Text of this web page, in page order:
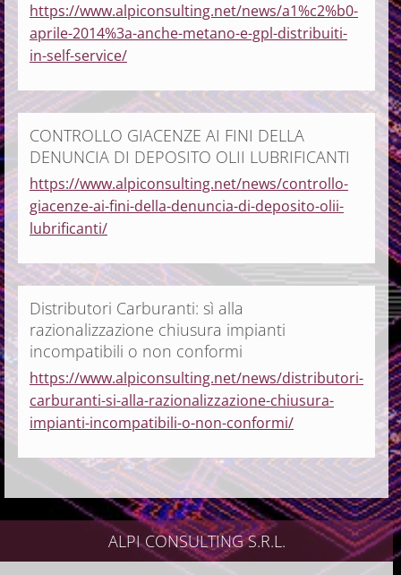
https://www.alpiconsulting.net/news/a1%c2%b0-
aprile-2014%3a-anche-metano-e-gpl-distribuiti-
in-self-service/
CONTROLLO GIACENZE AI FINI DELLA
DENUNCIA DI DEPOSITO OLII LUBRIFICANTI
https://www.alpiconsulting.net/news/controllo-
giacenze-ai-fini-della-denuncia-di-deposito-olii-
lubrificanti/
Distributori Carburanti: sì alla
razionalizzazione chiusura impianti
incompatibili o non conformi
https://www.alpiconsulting.net/news/distributori-
carburanti-si-alla-razionalizzazione-chiusura-
impianti-incompatibili-o-non-conformi/
ALPI CONSULTING S.R.L.